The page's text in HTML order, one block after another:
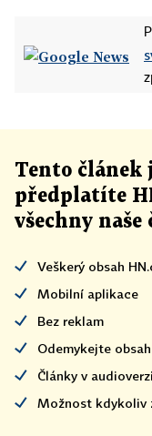
Tento článek
předplatíte
všechny naše
Veškerý obsah
Mobilní aplikace
Bez reklam
Odemykejte
Články v
Možnost kdykoliv